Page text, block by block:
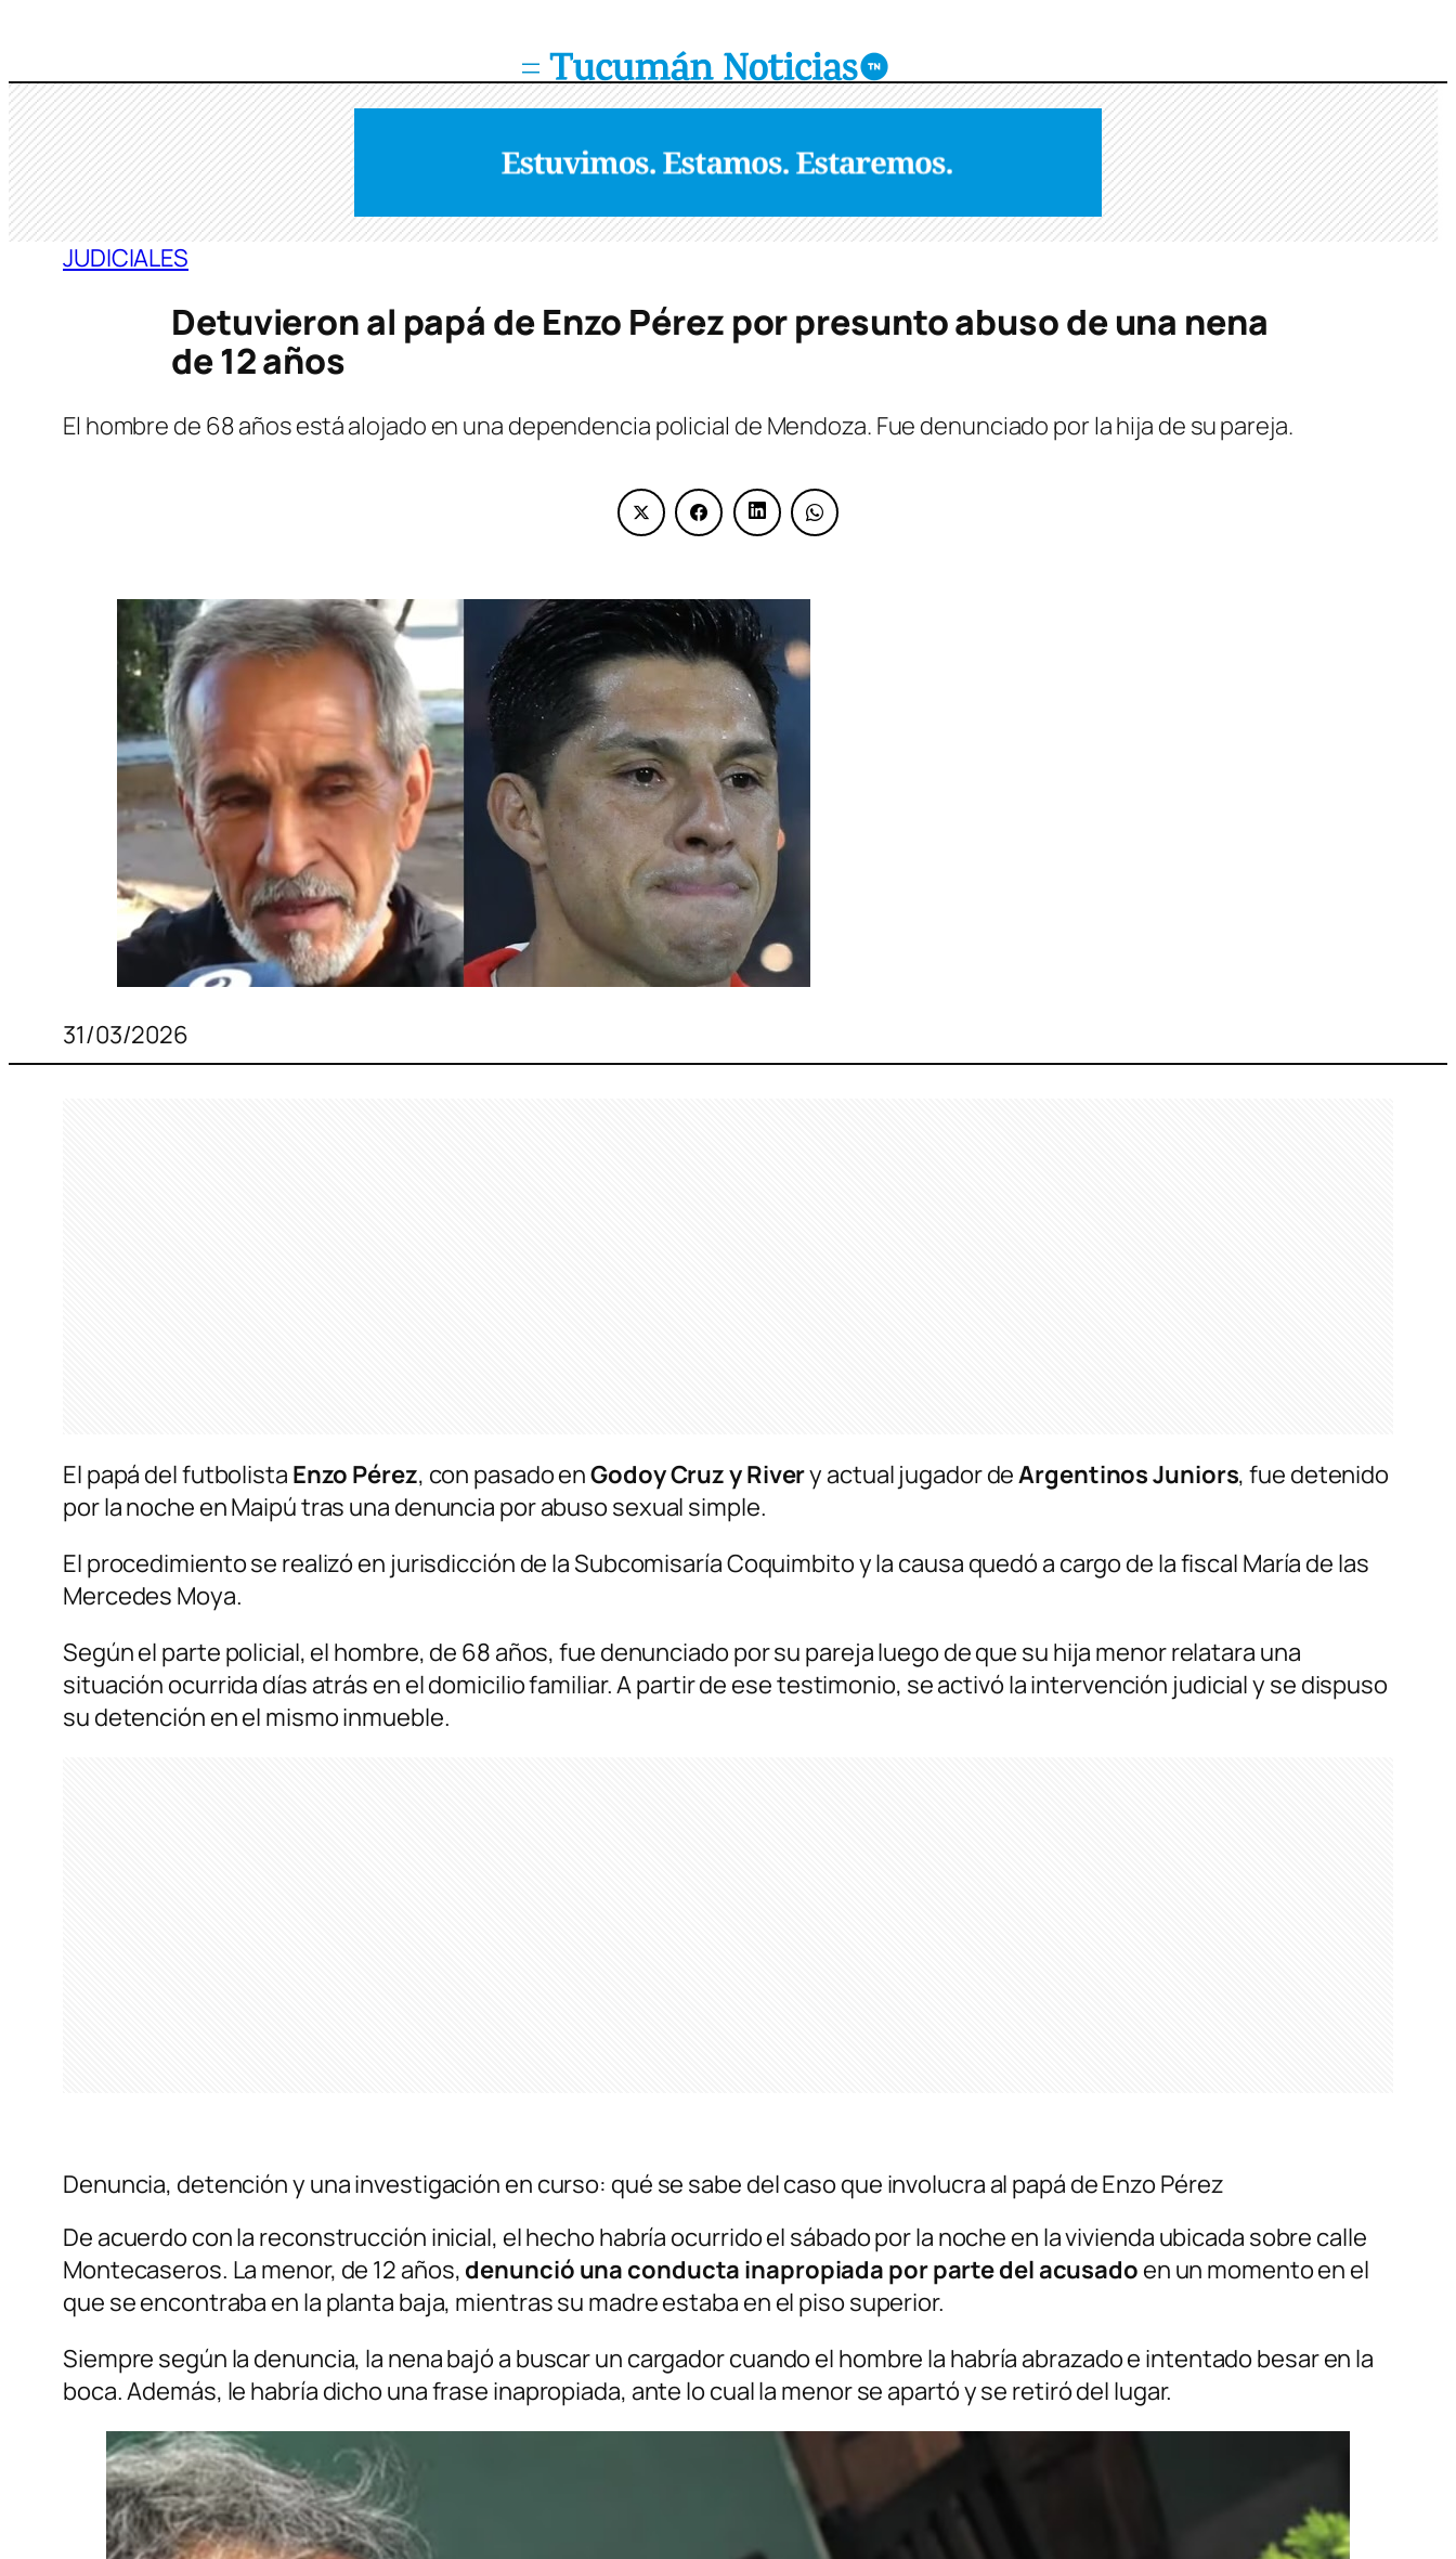
contenido
JUDICIALES
Detuvieron al papá de Enzo Pérez por presunto abuso de una nena
de 12 años
El hombre de 68 años está alojado en una dependencia policial de Mendoza. Fue denunciado por la hija de su pareja.
31/03/2026
El papá del futbolista Enzo Pérez, con pasado enGodoy Cruz y Rivery actual jugador deArgentinos Juniors, fue detenido
por la noche en Maipú tras una denuncia por abuso sexual simple.
El procedimiento se realizó en jurisdicción de la Subcomisaría Coquimbito y la causa quedó a cargo de la fiscal María de las
Mercedes Moya.
Según el parte policial, el hombre, de 68 años, fue denunciado por su pareja luego de que su hija menor relatara una
situación ocurrida días atrás en el domicilio familiar. A partir de ese testimonio, se activó la intervención judicial y se dispuso
su detención en el mismo inmueble.
Denuncia, detención y una investigación en curso: qué se sabe del caso que involucra al papá de Enzo Pérez
De acuerdo con la reconstrucción inicial, el hecho habría ocurrido el sábado por la noche en la vivienda ubicada sobre calle
Montecaseros. La menor, de 12 años, denunció una conducta inapropiada por parte del acusado en un momento en el
que se encontraba en la planta baja, mientras su madre estaba en el piso superior.
Siempre según la denuncia, la nena bajó a buscar un cargador cuando el hombre la habría abrazado e intentado besar en la
boca. Además, le habría dicho una frase inapropiada, ante lo cual la menor se apartó y se retiró del lugar.